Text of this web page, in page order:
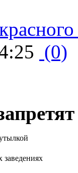
(0)
заведениях